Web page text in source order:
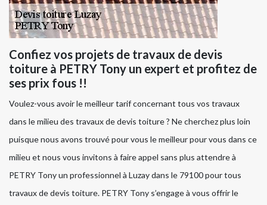
Confiez vos projets de travaux de devis
toiture à PETRY Tony un expert et profitez de
ses prix fous !!
Voulez-vous avoir le meilleur tarif concernant tous vos travaux
dans le milieu des travaux de devis toiture ? Ne cherchez plus loin
puisque nous avons trouvé pour vous le meilleur pour vous dans ce
milieu et nous vous invitons à faire appel sans plus attendre à
PETRY Tony un professionnel à Luzay dans le 79100 pour tous
travaux de devis toiture. PETRY Tony s’engage à vous offrir le